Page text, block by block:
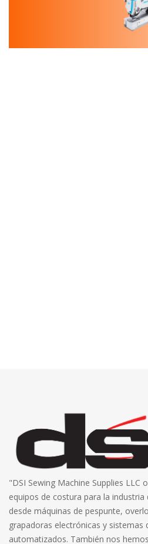
"DSI Sewing Machine Supplies LLC
equipos de costura para la industria
desde máquinas de pespunte,
grapadoras electrónicas y sistemas
automatizados. También nos